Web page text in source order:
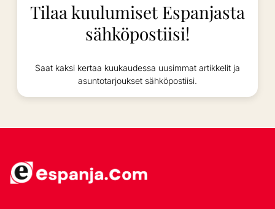
Tilaa kuulumiset Espanjasta
sähköpostiisi!
Saat kaksi kertaa kuukaudessa uusimmat artikkelit ja
asuntotarjoukset sähköpostiisi.